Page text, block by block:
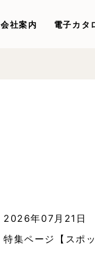
会社案内 電子カタ
2026年07月21日
特集ページ【スポ